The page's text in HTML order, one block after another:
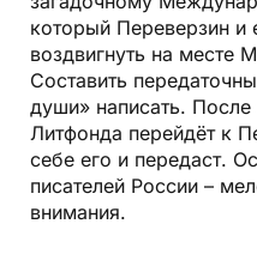
который Переверзин и
воздвигнуть на месте
Составить
души» написать.
Литфонда перейдёт к
себе его и передаст.
писателей России –
внимания.